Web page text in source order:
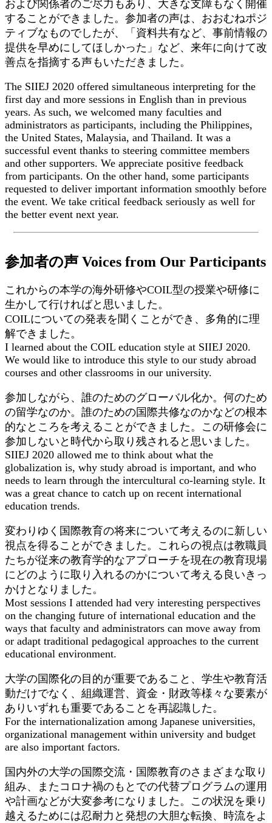
および関係者のご尽力もあり、大きな支障もなく開催
することができました。参加者の声は、おおむねポジ
ティブなものでしたが、「資料共有など、事前情報の
提供を早めにしてほしかった」など、来年に向けて改
善点を指摘する声もいただきました。
The SIIEJ 2020 offered simultaneous interpreting for the
first day and more sessions in English than in previous
years. As such, we welcomed many faculties and
administrators as participants, including the Philippines,
the United States, Malaysia, and Thailand. It was a
successful event thanks to steering committee members
and other supporters. We appreciate positive feedback
from participants. On the other hand, some participants
requested to deliver important information smoothly before
the event. We take critical feedback seriously as well for
the better event next year.
参加者の声 Voices from Our Participants
これからの本学の海外研修やCOIL型の授業や研修に
生かして行ければと思いました。
COILについての発表を聞くことができ、多角的に理
解できました。
I learned about the COIL education style at SIIEJ 2020.
We would like to introduce this style to our study abroad
courses and other classrooms in our university.
参加しながら、誰のためのグローバル化か。何のため
の留学なのか。誰のための国際共修なのかなどの根本
的なところを考えることができました。この研修会に
参加しないと時代から取り残されると思いました。
SIIEJ 2020 allowed me to think about what the
globalization is, why study abroad is important, and who
needs to learn through the intercultural co-learning style. It
was a great chance to catch up on recent international
education trends.
変わりゆく国際教育の将来について考えるのに新しい
視点を得ることができました。これらの視点は教職員
たちが従来の教育学的なアプローチを現在の教育現場
にどのように取り入れるのかについて考える良いきっ
かけとなりました。
Most sessions I attended had very interesting perspectives
on the changing future of international education and the
ways that faculty and administrators can move away from
or adapt traditional pedagogical approaches to the current
educational environment.
大学の国際化の目的が重要であること、学生や教育活
動だけでなく、組織運営、資金・財政等様々な要素が
ありいずれも重要であることを再認識した。
For the internationalization among Japanese universities,
organizational management within university and budget
are also important factors.
国内外の大学の国際交流・国際教育のさまざまな取り
組み、またコロナ禍のもとでの代替プログラムの運用
や計画などが大変参考になりました。この状況を乗り
越えるためには忍耐力と発想の大胆な転換、時流をよ